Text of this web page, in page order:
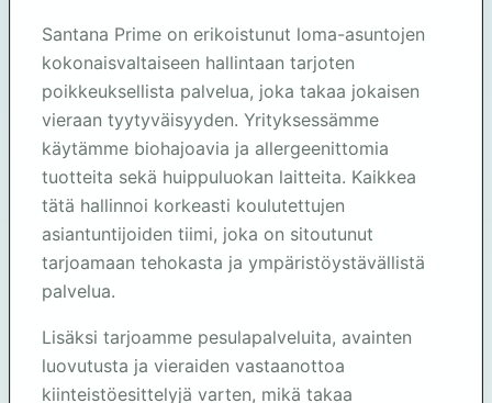
Santana Prime on erikoistunut loma-asuntojen
kokonaisvaltaiseen hallintaan tarjoten
poikkeuksellista palvelua, joka takaa jokaisen
vieraan tyytyväisyyden. Yrityksessämme
käytämme biohajoavia ja allergeenittomia
tuotteita sekä huippuluokan laitteita. Kaikkea
tätä hallinnoi korkeasti koulutettujen
asiantuntijoiden tiimi, joka on sitoutunut
tarjoamaan tehokasta ja ympäristöystävällistä
palvelua.
Lisäksi tarjoamme pesulapalveluita, avainten
luovutusta ja vieraiden vastaanottoa
kiinteistöesittelyjä varten, mikä takaa